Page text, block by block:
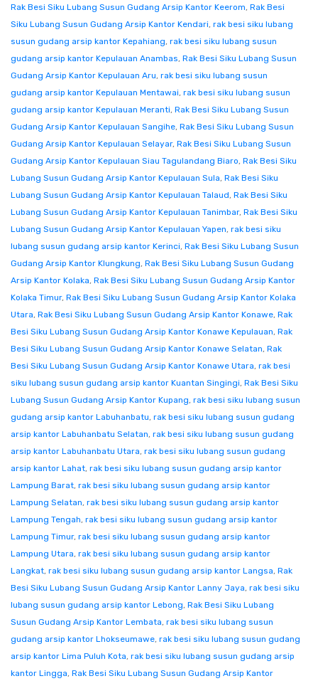
Rak Besi Siku Lubang Susun Gudang Arsip Kantor Keerom, Rak Besi
Siku Lubang Susun Gudang Arsip Kantor Kendari, rak besi siku lubang
susun gudang arsip kantor Kepahiang, rak besi siku lubang susun
gudang arsip kantor Kepulauan Anambas, Rak Besi Siku Lubang Susun
Gudang Arsip Kantor Kepulauan Aru, rak besi siku lubang susun
gudang arsip kantor Kepulauan Mentawai, rak besi siku lubang susun
gudang arsip kantor Kepulauan Meranti, Rak Besi Siku Lubang Susun
Gudang Arsip Kantor Kepulauan Sangihe, Rak Besi Siku Lubang Susun
Gudang Arsip Kantor Kepulauan Selayar, Rak Besi Siku Lubang Susun
Gudang Arsip Kantor Kepulauan Siau Tagulandang Biaro, Rak Besi Siku
Lubang Susun Gudang Arsip Kantor Kepulauan Sula, Rak Besi Siku
Lubang Susun Gudang Arsip Kantor Kepulauan Talaud, Rak Besi Siku
Lubang Susun Gudang Arsip Kantor Kepulauan Tanimbar, Rak Besi Siku
Lubang Susun Gudang Arsip Kantor Kepulauan Yapen, rak besi siku
lubang susun gudang arsip kantor Kerinci, Rak Besi Siku Lubang Susun
Gudang Arsip Kantor Klungkung, Rak Besi Siku Lubang Susun Gudang
Arsip Kantor Kolaka, Rak Besi Siku Lubang Susun Gudang Arsip Kantor
Kolaka Timur, Rak Besi Siku Lubang Susun Gudang Arsip Kantor Kolaka
Utara, Rak Besi Siku Lubang Susun Gudang Arsip Kantor Konawe, Rak
Besi Siku Lubang Susun Gudang Arsip Kantor Konawe Kepulauan, Rak
Besi Siku Lubang Susun Gudang Arsip Kantor Konawe Selatan, Rak
Besi Siku Lubang Susun Gudang Arsip Kantor Konawe Utara, rak besi
siku lubang susun gudang arsip kantor Kuantan Singingi, Rak Besi Siku
Lubang Susun Gudang Arsip Kantor Kupang, rak besi siku lubang susun
gudang arsip kantor Labuhanbatu, rak besi siku lubang susun gudang
arsip kantor Labuhanbatu Selatan, rak besi siku lubang susun gudang
arsip kantor Labuhanbatu Utara, rak besi siku lubang susun gudang
arsip kantor Lahat, rak besi siku lubang susun gudang arsip kantor
Lampung Barat, rak besi siku lubang susun gudang arsip kantor
Lampung Selatan, rak besi siku lubang susun gudang arsip kantor
Lampung Tengah, rak besi siku lubang susun gudang arsip kantor
Lampung Timur, rak besi siku lubang susun gudang arsip kantor
Lampung Utara, rak besi siku lubang susun gudang arsip kantor
Langkat, rak besi siku lubang susun gudang arsip kantor Langsa, Rak
Besi Siku Lubang Susun Gudang Arsip Kantor Lanny Jaya, rak besi siku
lubang susun gudang arsip kantor Lebong, Rak Besi Siku Lubang
Susun Gudang Arsip Kantor Lembata, rak besi siku lubang susun
gudang arsip kantor Lhokseumawe, rak besi siku lubang susun gudang
arsip kantor Lima Puluh Kota, rak besi siku lubang susun gudang arsip
kantor Lingga, Rak Besi Siku Lubang Susun Gudang Arsip Kantor